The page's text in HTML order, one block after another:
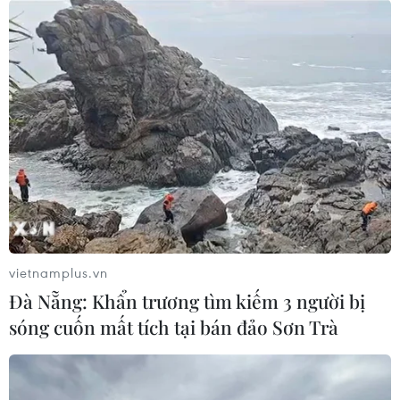
Tây Ninh ngăn chặn, xử lý nghiêm
các vụ việc xâm phạm quyền sở hữu
trí tuệ
08/08/2026 04:29
Dắt chó đi dạo không đúng quy
định, bị phạt đến 2 triệu đồng?
08/08/2026 04:16
Bảo đảm quốc phòng, an ninh quốc
gia song không cản trở hoạt động
dân sự
vietnamplus.vn
Đà Nẵng: Khẩn trương tìm kiếm 3 người bị
sóng cuốn mất tích tại bán đảo Sơn Trà